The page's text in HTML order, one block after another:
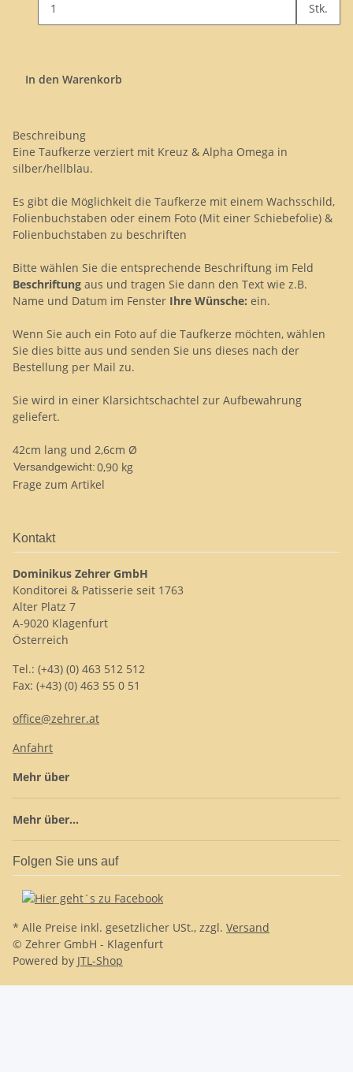
Stk.
In den Warenkorb
Beschreibung
Eine Taufkerze verziert mit Kreuz & Alpha Omega in
silber/hellblau.
Es gibt die Möglichkeit die Taufkerze mit einem Wachsschild,
Folienbuchstaben oder einem Foto (Mit einer Schiebefolie) &
Folienbuchstaben zu beschriften
Bitte wählen Sie die entsprechende Beschriftung im Feld
Beschriftung aus und tragen Sie dann den Text wie z.B.
Name und Datum im Fenster Ihre Wünsche: ein.
Wenn Sie auch ein Foto auf die Taufkerze möchten, wählen
Sie dies bitte aus und senden Sie uns dieses nach der
Bestellung per Mail zu.
Sie wird in einer Klarsichtschachtel zur Aufbewahrung
geliefert.
42cm lang und 2,6cm Ø
Versandgewicht:0,90 kg
Frage zum Artikel
Kontakt
Dominikus Zehrer GmbH
Konditorei & Patisserie seit 1763
Alter Platz 7
A-9020 Klagenfurt
Österreich
Tel.: (+43) (0) 463 512 512
Fax: (+43) (0) 463 55 0 51
office@zehrer.at
Anfahrt
Mehr über
Mehr über...
Folgen Sie uns auf
* Alle Preise inkl. gesetzlicher USt., zzgl. Versand
© Zehrer GmbH - Klagenfurt
Powered by JTL-Shop